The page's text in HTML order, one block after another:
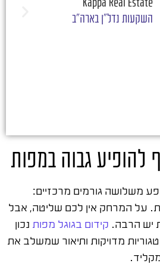
השקעות נדל"ן בארה"ב
להופיע גבוה במפות
משלושה גורמים מרכזיים:
על המרחק אין לכם שליטה, אבל
יש הרבה. קידום בגוגל מפות נכון
מדויקות ותיאור שמשלב את